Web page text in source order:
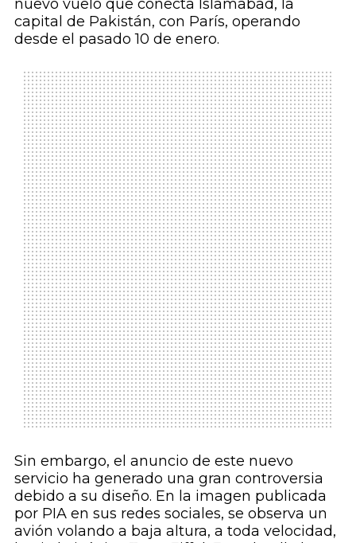
nuevo vuelo que conecta Islamabad, la
capital de Pakistán, con París, operando
desde el pasado 10 de enero.
Sin embargo, el anuncio de este nuevo
servicio ha generado una gran controversia
debido a su diseño. En la imagen publicada
por PIA en sus redes sociales, se observa un
avión volando a baja altura, a toda velocidad,